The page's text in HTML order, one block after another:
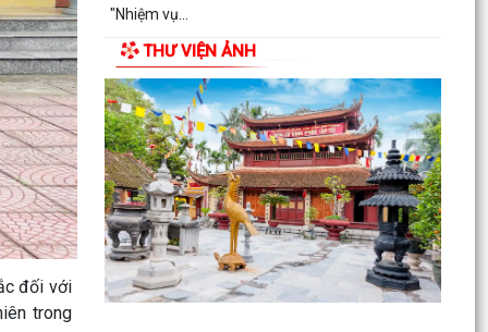
đối với
trong
phố tổ chức Hội nghị triển khai quyết định của
Quy trình kết nạp Đảng viên theo Hướng dẫn số
01-HD/TW ngày 19/05/2026 cả Ban Bí thư.
Bình dân học vụ số là chìa khóa để không ai bị
bỏ lại phía sau trong kỷ nguyên số.
Trung tâm Chính trị xã Phú Thái tổ chức Lễ bế
giảng lớp Bồi dưỡng nhận thức về Đảng khóa IV
năm...
THƯ VIỆN ẢNH